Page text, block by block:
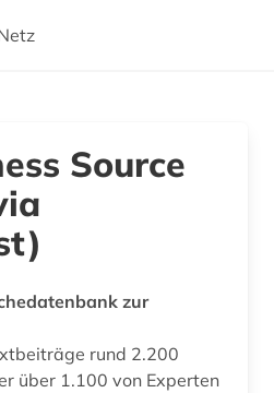
Source
zur
rund 2.200
über 1.100 von Experten